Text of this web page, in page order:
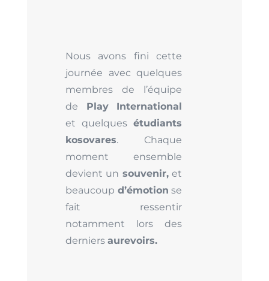
Nous avons fini cette
journée avec quelques
membres de l’équipe
de Play International
et quelques étudiants
kosovares. Chaque
moment ensemble
devient un souvenir,et
beaucoup d’émotion se
fait ressentir
notamment lors des
derniersaurevoirs.